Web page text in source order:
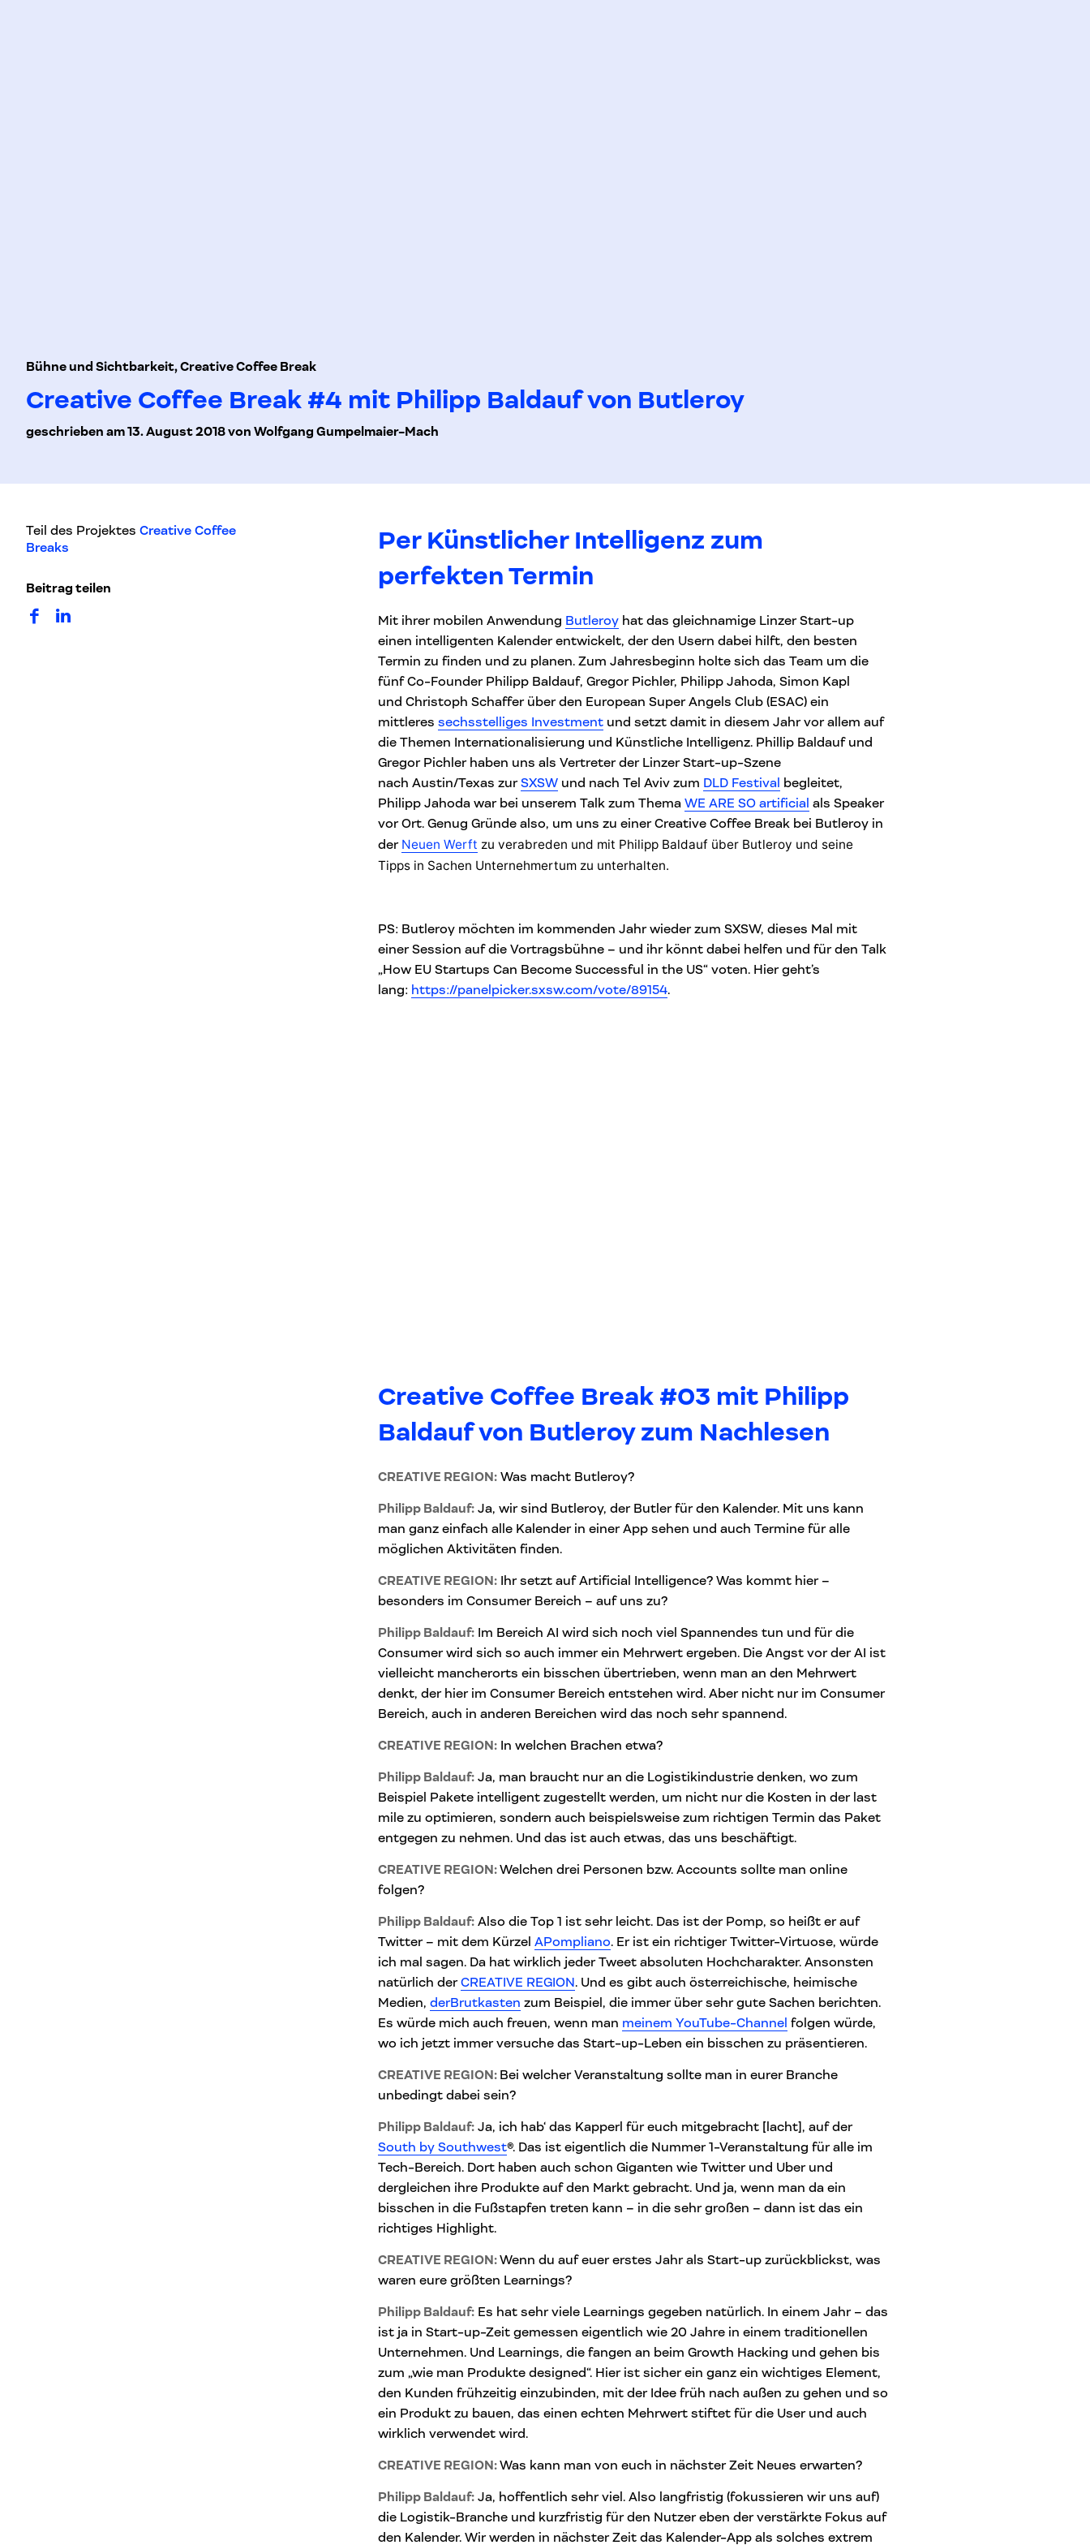
Bühne und Sichtbarkeit, Creative Coffee Break
Creative Coffee Break #4 mit Philipp Baldauf von Butleroy
geschrieben am 13. August 2018 von Wolfgang Gumpelmaier-Mach
Teil des Projektes Creative Coffee
Breaks
Beitrag teilen
auf Facebook teilen
auf LinkedIn teilen
Per Künstlicher Intelligenz zum
perfekten Termin
Mit ihrer mobilen Anwendung Butleroyhat das gleichnamige Linzer Start-up
einen intelligenten Kalender entwickelt, der den Usern dabei hilft, den besten
Termin zu finden und zu planen. Zum Jahresbeginn holte sich das Team um die
fünf Co-Founder Philipp Baldauf, Gregor Pichler, Philipp Jahoda, Simon Kapl
und Christoph Schaffer über den European Super Angels Club (ESAC) ein
mittleres sechsstelliges Investmentund setzt damit in diesem Jahr vor allem auf
die Themen Internationalisierung und Künstliche Intelligenz. Phillip Baldauf und
Gregor Pichler haben uns als Vertreter der Linzer Start-up-Szene
nach Austin/Texas zurSXSWund nach Tel Aviv zum DLD Festival begleitet,
Philipp Jahoda war bei unserem Talk zum Thema WE ARE SO artificial als Speaker
vor Ort. Genug Gründe also, um uns zu einer Creative Coffee Break bei Butleroy in
der Neuen Werft zu verabreden und mit Philipp Baldauf über Butleroy und seine
Tipps in Sachen Unternehmertum zu unterhalten.
PS: Butleroy möchten im kommenden Jahr wieder zum SXSW, dieses Mal mit
einer Session auf die Vortragsbühne – und ihr könnt dabei helfen und für den Talk
„How EU Startups Can Become Successful in the US“ voten. Hier geht’s
lang: https://panelpicker.sxsw.com/vote/89154.
Creative Coffee Break #03 mit Philipp
Baldauf von Butleroy zum Nachlesen
CREATIVE REGION:Was macht Butleroy?
Philipp Baldauf:Ja, wir sind Butleroy, der Butler für den Kalender. Mit uns kann
man ganz einfach alle Kalender in einer App sehen und auch Termine für alle
möglichen Aktivitäten finden.
CREATIVE REGION:Ihr setzt auf Artificial Intelligence? Was kommt hier –
besonders im Consumer Bereich – auf uns zu?
Philipp Baldauf:Im Bereich AI wird sich noch viel Spannendes tun und für die
Consumer wird sich so auch immer ein Mehrwert ergeben. Die Angst vor der AI ist
vielleicht mancherorts ein bisschen übertrieben, wenn man an den Mehrwert
denkt, der hier im Consumer Bereich entstehen wird. Aber nicht nur im Consumer
Bereich, auch in anderen Bereichen wird das noch sehr spannend.
CREATIVE REGION:In welchen Brachen etwa?
Philipp Baldauf:Ja, man braucht nur an die Logistikindustrie denken, wo zum
Beispiel Pakete intelligent zugestellt werden, um nicht nur die Kosten in der last
mile zu optimieren, sondern auch beispielsweise zum richtigen Termin das Paket
entgegen zu nehmen. Und das ist auch etwas, das uns beschäftigt.
CREATIVE REGION:Welchen drei Personen bzw. Accounts sollte man online
folgen?
Philipp Baldauf:Also die Top 1 ist sehr leicht. Das ist der Pomp, so heißt er auf
Twitter – mit dem Kürzel APompliano. Er ist ein richtiger Twitter-Virtuose, würde
ich mal sagen. Da hat wirklich jeder Tweet absoluten Hochcharakter. Ansonsten
natürlich derCREATIVE REGION. Und es gibt auch österreichische, heimische
Medien, derBrutkasten zum Beispiel, die immer über sehr gute Sachen berichten.
Es würde mich auch freuen, wenn man meinem YouTube-Channel folgen würde,
wo ich jetzt immer versuche das Start-up-Leben ein bisschen zu präsentieren.
CREATIVE REGION: Bei welcher Veranstaltung sollte man in eurer Branche
unbedingt dabei sein?
Philipp Baldauf:Ja, ich hab‘ das Kapperl für euch mitgebracht [lacht], auf der
South by Southwest®. Das ist eigentlich die Nummer 1-Veranstaltung für alle im
Tech-Bereich. Dort haben auch schon Giganten wie Twitter und Uber und
dergleichen ihre Produkte auf den Markt gebracht. Und ja, wenn man da ein
bisschen in die Fußstapfen treten kann – in die sehr großen – dann ist das ein
richtiges Highlight.
CREATIVE REGION:Wenn du auf euer erstes Jahr als Start-up zurückblickst, was
waren eure größten Learnings?
Philipp Baldauf:Es hat sehr viele Learnings gegeben natürlich. In einem Jahr – das
ist ja in Start-up-Zeit gemessen eigentlich wie 20 Jahre in einem traditionellen
Unternehmen. Und Learnings, die fangen an beim Growth Hacking und gehen bis
zum „wie man Produkte designed“. Hier ist sicher ein ganz ein wichtiges Element,
den Kunden frühzeitig einzubinden, mit der Idee früh nach außen zu gehen und so
ein Produkt zu bauen, das einen echten Mehrwert stiftet für die User und auch
wirklich verwendet wird.
CREATIVE REGION:Was kann man von euch in nächster Zeit Neues erwarten?
Philipp Baldauf:Ja, hoffentlich sehr viel. Also langfristig (fokussieren wir uns auf)
die Logistik-Branche und kurzfristig für den Nutzer eben der verstärkte Fokus auf
den Kalender. Wir werden in nächster Zeit das Kalender-App als solches extrem